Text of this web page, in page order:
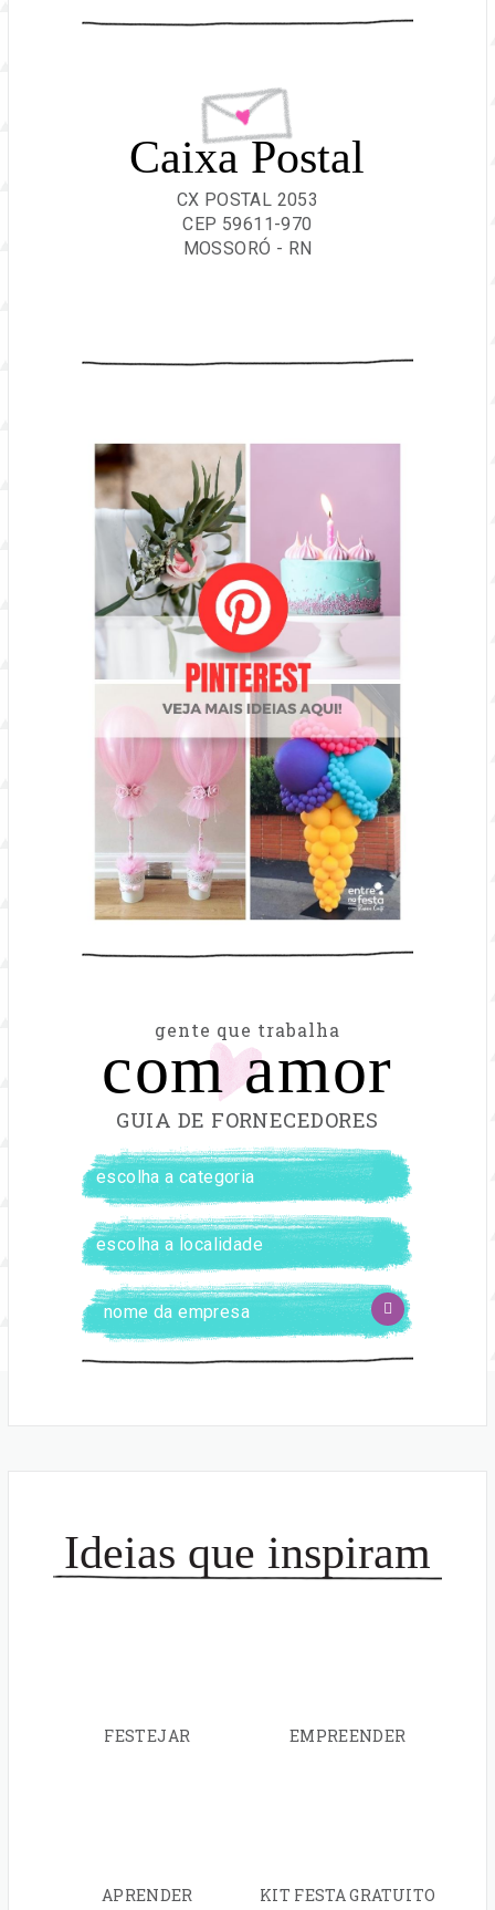
Caixa Postal
CX POSTAL 2053
CEP 59611-970
MOSSORÓ - RN
gente que trabalha
com amor
GUIA DE FORNECEDORES
FILTRAR
FORNECEDORES
escolha
a
categoria
escolha
a
localidade
Digite
o
BUSCAR
Ideias que inspiram
FESTEJAR EMPREENDER
APRENDER KIT FESTA GRATUITO